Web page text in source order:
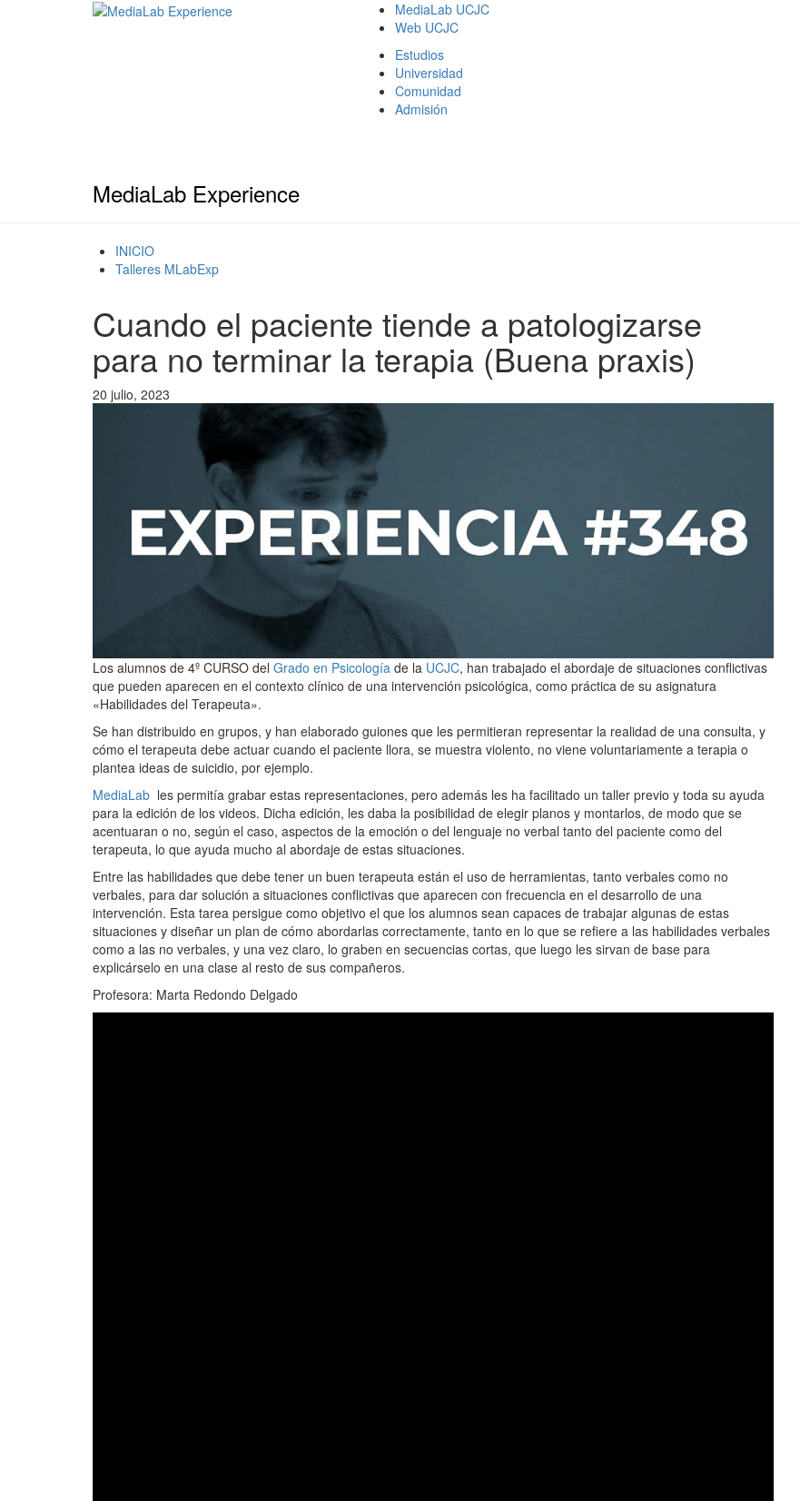
MediaLab UCJC
Web UCJC
Estudios
Universidad
Comunidad
Admisión
MediaLab Experience
INICIO
Talleres MLabExp
Cuando el paciente tiende a patologizarse
para no terminar la terapia (Buena praxis)
20 julio, 2023
Los alumnos de 4º CURSO del Grado en Psicología de la UCJC, han trabajado el abordaje de situaciones conflictivas
que pueden aparecen en el contexto clínico de una intervención psicológica, como práctica de su asignatura
«Habilidades del Terapeuta».
Se han distribuido en grupos, y han elaborado guiones que les permitieran representar la realidad de una consulta, y
cómo el terapeuta debe actuar cuando el paciente llora, se muestra violento, no viene voluntariamente a terapia o
plantea ideas de suicidio, por ejemplo.
MediaLab les permitía grabar estas representaciones, pero además les ha facilitado un taller previo y toda su ayuda
para la edición de los videos. Dicha edición, les daba la posibilidad de elegir planos y montarlos, de modo que se
acentuaran o no, según el caso, aspectos de la emoción o del lenguaje no verbal tanto del paciente como del
terapeuta, lo que ayuda mucho al abordaje de estas situaciones.
Entre las habilidades que debe tener un buen terapeuta están el uso de herramientas, tanto verbales como no
verbales, para dar solución a situaciones conflictivas que aparecen con frecuencia en el desarrollo de una
intervención. Esta tarea persigue como objetivo el que los alumnos sean capaces de trabajar algunas de estas
situaciones y diseñar un plan de cómo abordarlas correctamente, tanto en lo que se refiere a las habilidades verbales
como a las no verbales, y una vez claro, lo graben en secuencias cortas, que luego les sirvan de base para
explicárselo en una clase al resto de sus compañeros.
Profesora: Marta Redondo Delgado